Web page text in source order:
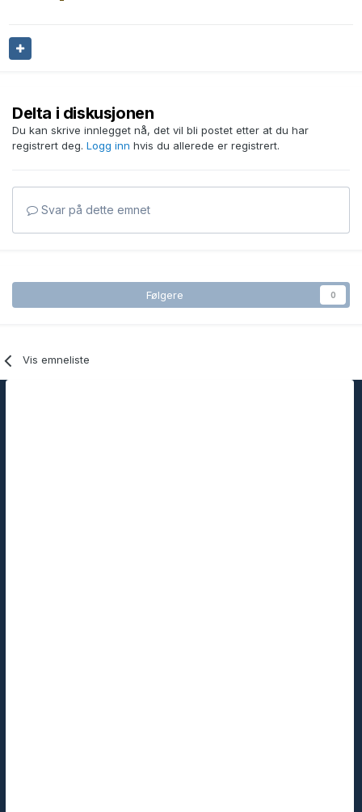
Delta i diskusjonen
Du kan skrive innlegget nå, det vil bli postet etter at du har
registrert deg. Logg inn hvis du allerede er registrert.
Svar på dette emnet
Følgere 0
Vis emneliste